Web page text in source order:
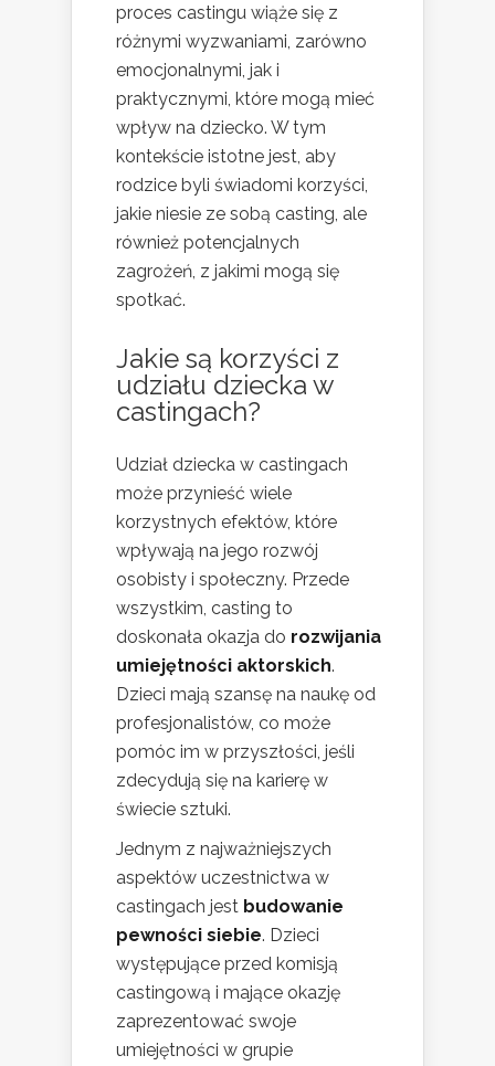
proces castingu wiąże się z
różnymi wyzwaniami, zarówno
emocjonalnymi, jak i
praktycznymi, które mogą mieć
wpływ na dziecko. W tym
kontekście istotne jest, aby
rodzice byli świadomi korzyści,
jakie niesie ze sobą casting, ale
również potencjalnych
zagrożeń, z jakimi mogą się
spotkać.
Jakie są korzyści z
udziału dziecka w
castingach?
Udział dziecka w castingach
może przynieść wiele
korzystnych efektów, które
wpływają na jego rozwój
osobisty i społeczny. Przede
wszystkim, casting to
doskonała okazja do rozwijania
umiejętności aktorskich.
Dzieci mają szansę na naukę od
profesjonalistów, co może
pomóc im w przyszłości, jeśli
zdecydują się na karierę w
świecie sztuki.
Jednym z najważniejszych
aspektów uczestnictwa w
castingach jest budowanie
pewności siebie. Dzieci
występujące przed komisją
castingową i mające okazję
zaprezentować swoje
umiejętności w grupie